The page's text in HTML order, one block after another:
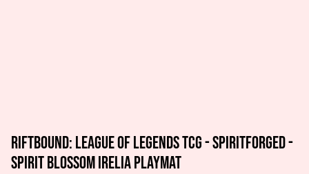
Riftbound: League of Legends TCG - Spiritforged -
Spirit Blossom Irelia Playmat